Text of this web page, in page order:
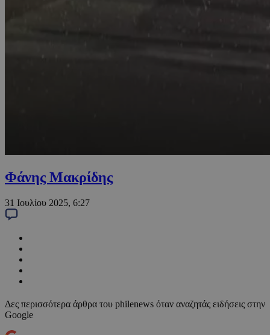
Φάνης Μακρίδης
31 Ιουλίου 2025, 6:27
Δες περισσότερα άρθρα του philenews όταν αναζητάς ειδήσεις στην
Google